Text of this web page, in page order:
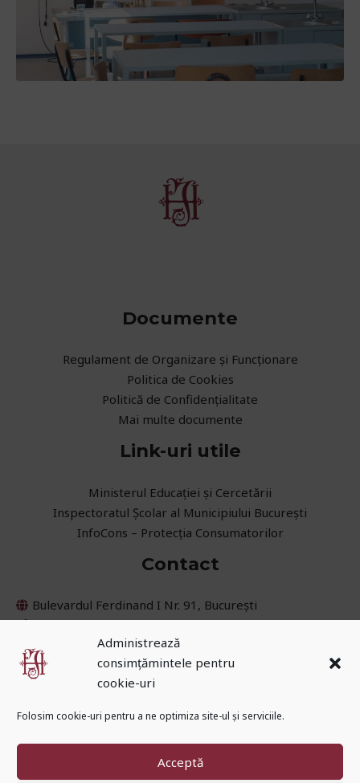
Administrează
consimțămintele pentru
cookie-uri
Folosim cookie-uri pentru a ne optimiza site-ul și serviciile.
Acceptă
Documente
Regulament de Organizare și Funcționare
Politica de Cookies
Politică de Confidențialitate
Mai multe documente
Link-uri utile
Ministerul Educaţiei și Cercetării
Inspectoratul Școlar al Municipiului București
InfoCons – Protecția Consumatorilor
Contact
Bulevardul Ferdinand I Nr. 91, București
021 252 45 08
031 405 62 30
secretariat@cnih.ro